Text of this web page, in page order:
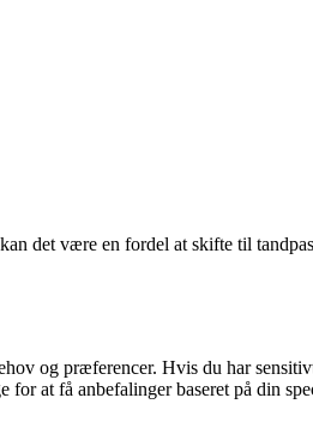
det være en fordel at skifte til
og præferencer. Hvis du har
at få anbefalinger baseret på din